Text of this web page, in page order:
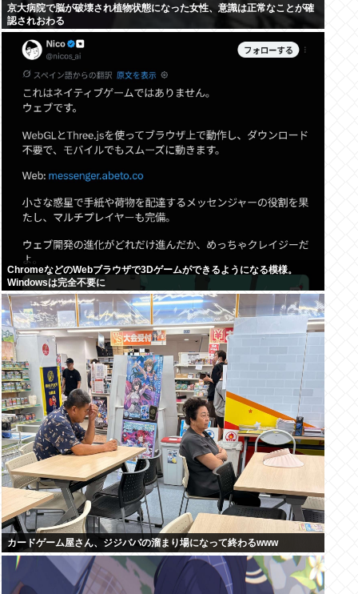
京大病院で脳が破壊され植物状態になった女性、意識は正常なことが確
認されおわる
ChromeなどのWebブラウザで3Dゲームができるようになる模様。
Windowsは完全不要に
カードゲーム屋さん、ジジババの溜まり場になって終わるwww